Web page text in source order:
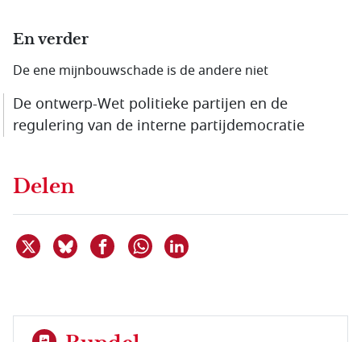
En verder
De ene mijnbouw­schade is de andere niet
De ontwerp-Wet politieke partijen en de
regulering van de interne partij­democratie
Delen
Deel dit item op X
Deel dit item op Bluesky
Deel dit item op Facebook
Delen via WhatsApp